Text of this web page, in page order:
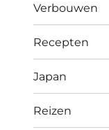
Verbouwen
Recepten
Japan
Reizen